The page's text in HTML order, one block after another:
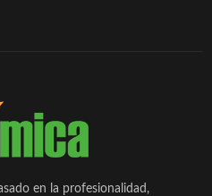
en la profesionalidad,